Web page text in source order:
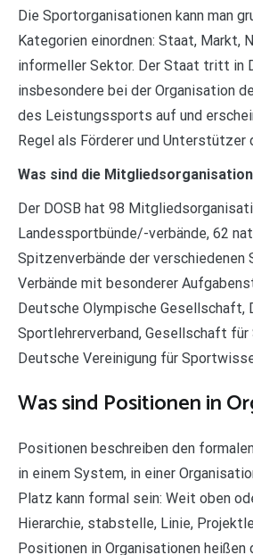
Die Sportorganisationen kann man
Kategorien einordnen: Staat, Markt,
informeller Sektor. Der Staat tritt in
insbesondere bei der Organisation
des Leistungssports auf und
Regel als Förderer und Unterstützer
Was sind die
Der DOSB hat 98
Landessportbünde/-verbände, 62
Spitzenverbände der verschiedenen
Verbände mit besonderer
Deutsche Olympische Gesellschaft,
Sportlehrerverband, Gesellschaft für
Deutsche Vereinigung für
Was sind Positionen in
Positionen beschreiben den
in einem System, in einer
Platz kann formal sein: Weit oben
Hierarchie, stabstelle, Linie,
Positionen in Organisationen heißen